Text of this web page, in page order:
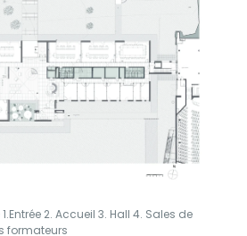
2. Accueil 3. Hall 4. Sales de
formateurs